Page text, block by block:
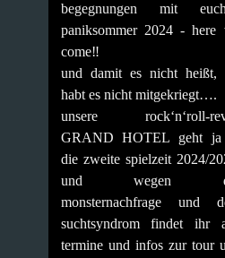
begegnungen mit
paniksommer 2024 - here
come‼️
und damit es nicht heißt,
habt es nicht mitgekriegt….
unsere rock‘n‘roll-
GRAND HOTEL geht
die zweite spielzeit 2024/
und wegen
monsternachfrage und
suchtsyndrom findet ihr
termine und infos zur tour